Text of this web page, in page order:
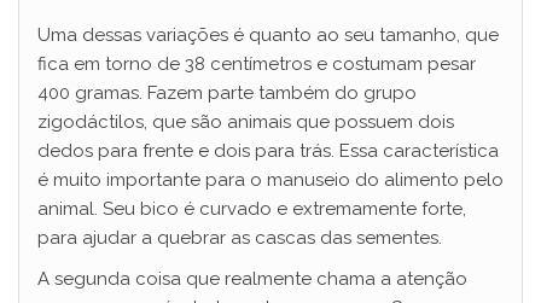
Uma dessas variações é quanto ao seu tamanho, que
fica em torno de 38 centímetros e costumam pesar
400 gramas. Fazem parte também do grupo
zigodáctilos, que são animais que possuem dois
dedos para frente e dois para trás. Essa característica
é muito importante para o manuseio do alimento pelo
animal. Seu bico é curvado e extremamente forte,
para ajudar a quebrar as cascas das sementes.
A segunda coisa que realmente chama a atenção